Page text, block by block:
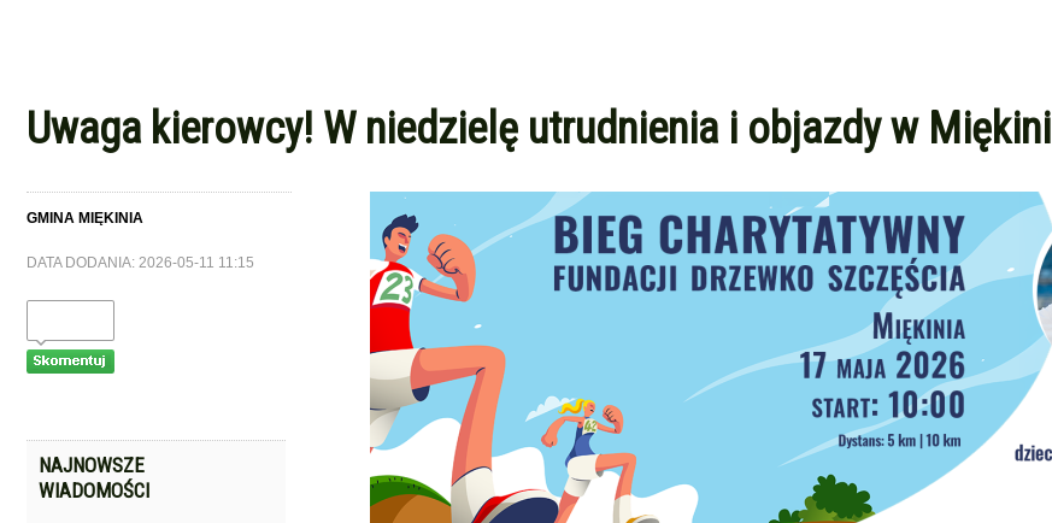
Uwaga kierowcy! W niedzielę utrudnienia i objazdy w Miękini
GMINA MIĘKINIA
DATA DODANIA: 2026-05-11 11:15
NAJNOWSZE
WIADOMOŚCI